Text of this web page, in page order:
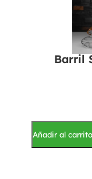
Barril
Añadir al carrito